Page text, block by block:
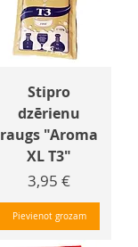
Stipro
dzērienu
raugs "Aroma
XL T3"
Cena
3,95 €
Pievienot grozam